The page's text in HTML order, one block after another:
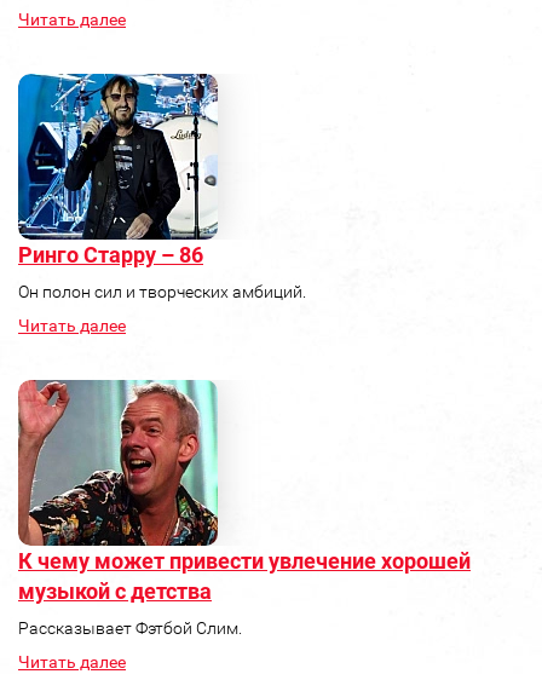
Читать далее
Ринго Старру – 86
Он полон сил и творческих амбиций.
Читать далее
К чему может привести увлечение хорошей
музыкой с детства
Рассказывает Фэтбой Слим.
Читать далее